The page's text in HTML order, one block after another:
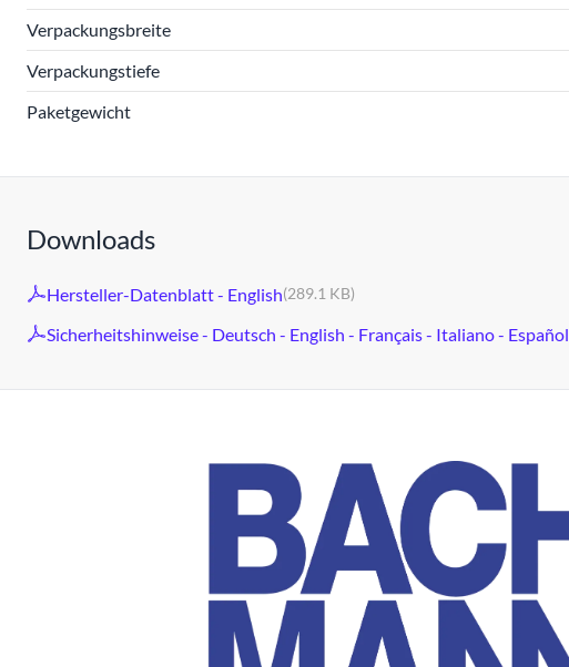
Verpackungsbreite
Verpackungstiefe
Paketgewicht
Downloads
Hersteller-Datenblatt - English(289.1 KB)
Sicherheitshinweise - Deutsch - English - Français - Italiano - Español